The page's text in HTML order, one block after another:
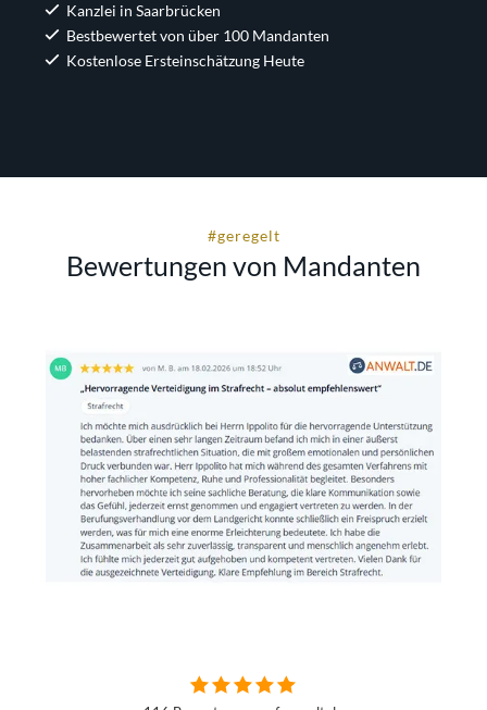
Kanzlei in Saarbrücken
Bestbewertet von über 100 Mandanten
Kostenlose Ersteinschätzung Heute
#geregelt
Bewertungen von Mandanten